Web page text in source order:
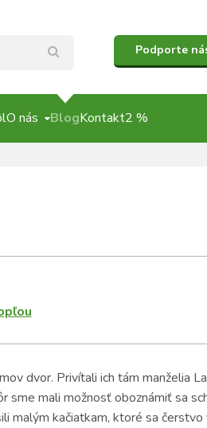
Podporte
O nás BlogKontakt2 %
dvor. Privítali ich tám manželia
mali možnosť oboznámiť sa
malým kačiatkam, ktoré sa čerstvo